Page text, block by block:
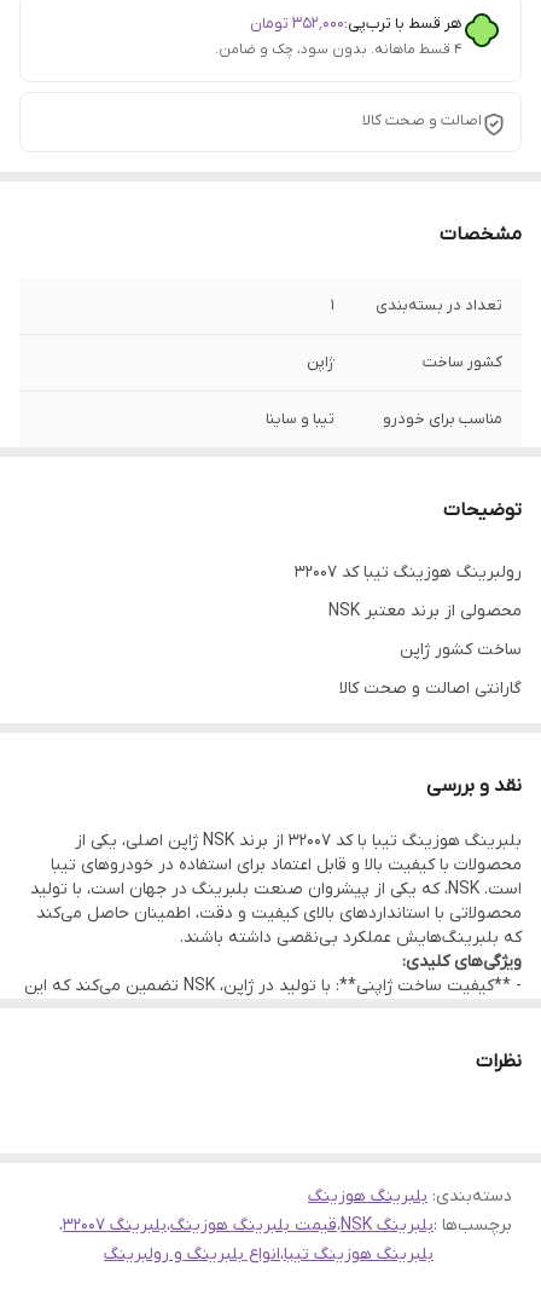
هر قسط با ترب‌پی:۳۵۲٬۰۰۰ تومان
۴ قسط ماهانه. بدون سود، چک و ضامن.
اصالت و صحت کالا
مشخصات
تعداد در بسته‌بندی 1
کشور ساخت ژاپن
مناسب برای خودرو تیبا و ساینا
توضیحات
رولبرینگ هوزینگ تیبا کد 32007
محصولی از برند معتبر NSK
ساخت کشور ژاپن
گارانتی اصالت و صحت کالا
نقد و بررسی
بلبرینگ هوزینگ تیبا با کد 32007 از برند NSK ژاپن اصلی، یکی از
محصولات با کیفیت بالا و قابل اعتماد برای استفاده در خودروهای تیبا
است. NSK، که یکی از پیشروان صنعت بلبرینگ در جهان است، با تولید
محصولاتی با استانداردهای بالای کیفیت و دقت، اطمینان حاصل می‌کند
که بلبرینگ‌هایش عملکرد بی‌نقصی داشته باشند.
ویژگی‌های کلیدی:
- **کیفیت ساخت ژاپنی**: با تولید در ژاپن، NSK تضمین می‌کند که این
- **طراحی مهندسی دقیق**: مهندسی و طراحی دقیق این بلبرینگ به
عملکرد خودروها در شرایط مختلف رانندگی بسیار مفید است.
مزایا:
- **افزایش عملکرد و بهره‌وری**: نصب این بلبرینگ به بهبود عملکرد
نظرات
دسته‌بندی: بلبرینگ هوزینگ
برچسب‌ها :بلبرینگ NSK ،قیمت بلبرینگ هوزینگ،بلبرینگ 32007
،
بلبرینگ هوزینگ تیبا،انواع بلبرینگ و رولبرینگ